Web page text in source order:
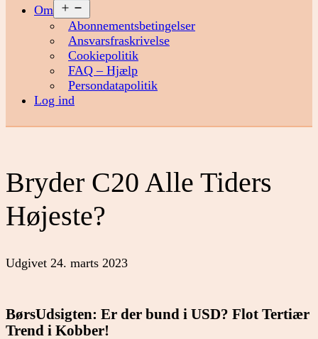
Om
menu
Abonnementsbetingelser
Ansvarsfraskrivelse
Cookiepolitik
FAQ – Hjælp
Persondatapolitik
Log ind
Bryder C20 Alle Tiders
Højeste?
Udgivet 24. marts 2023
BørsUdsigten: Er der bund i USD? Flot Tertiær
Trend i Kobber!